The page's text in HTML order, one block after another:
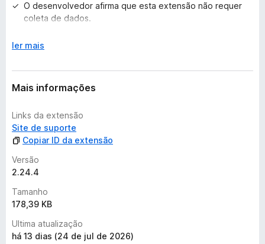
O desenvolvedor afirma que esta extensão não requer
coleta de dados.
Saiba mais
E
p
a
n
i
r
p
a
r
ler mais
Mais informações
Links da extensão
Site de suporte
Copiar ID da extensão
Versão
2.24.4
Tamanho
178,39 KB
Ultima atualização
há 13 dias (24 de jul de 2026)